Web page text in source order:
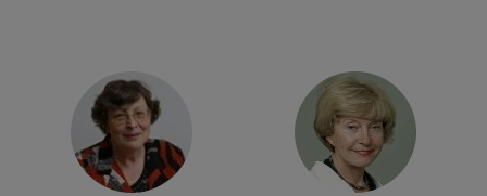
Mobilitātes programmas
Starptautiskie projekti